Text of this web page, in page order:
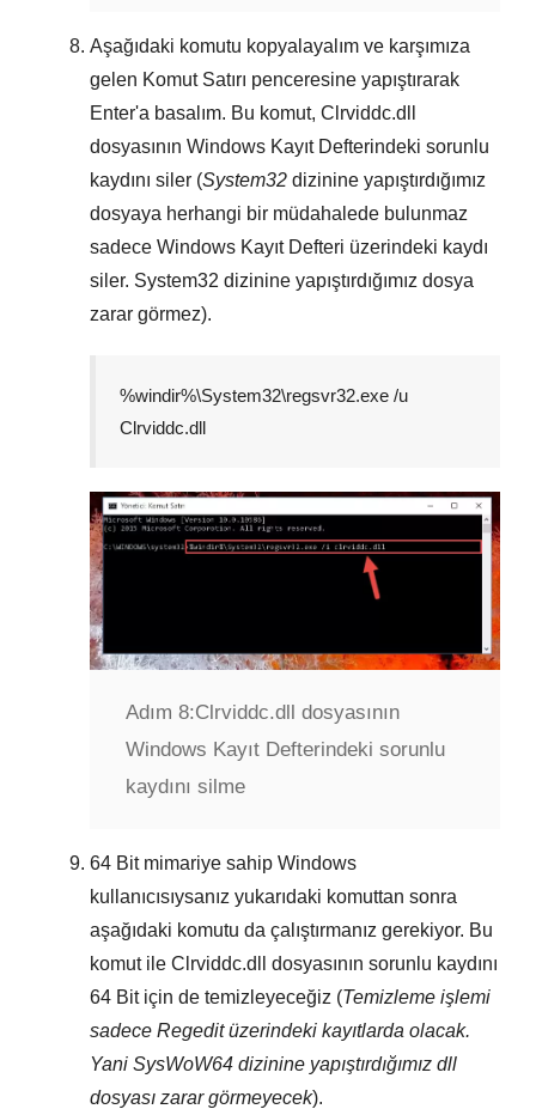
Aşağıdaki komutu kopyalayalım ve karşımıza
gelen Komut Satırı penceresine yapıştırarak
Enter'a basalım. Bu komut, Clrviddc.dll
dosyasının Windows Kayıt Defterindeki sorunlu
kaydını siler (System32 dizinine yapıştırdığımız
dosyaya herhangi bir müdahalede bulunmaz
sadece Windows Kayıt Defteri üzerindeki kaydı
siler. System32 dizinine yapıştırdığımız dosya
zarar görmez).
%windir%\System32\regsvr32.exe /u
Clrviddc.dll
Adım 8:Clrviddc.dll dosyasının
Windows Kayıt Defterindeki sorunlu
kaydını silme
64 Bitmimariye sahip Windows
kullanıcısıysanız yukarıdaki komuttan sonra
aşağıdaki komutu da çalıştırmanız gerekiyor. Bu
komut ile Clrviddc.dll
dosyasının sorunlu kaydını
64 Bitiçin de temizleyeceğiz (Temizleme işlemi
sadece Regeditüzerindeki kayıtlarda olacak.
Yani SysWoW64 dizinine yapıştırdığımız dll
dosyası zarar görmeyecek).